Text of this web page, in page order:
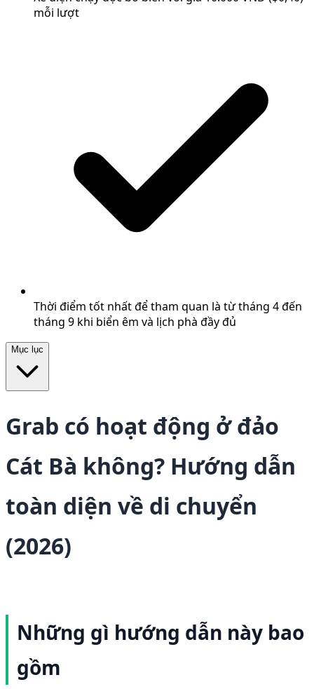
mỗi lượt
Thời điểm tốt nhất để tham quan là từ tháng 4 đến
tháng 9 khi biển êm và lịch phà đầy đủ
Mục lục
Grab có hoạt động ở đảo
Cát Bà không? Hướng dẫn
toàn diện về di chuyển
(2026)
Những gì hướng dẫn này bao
gồm